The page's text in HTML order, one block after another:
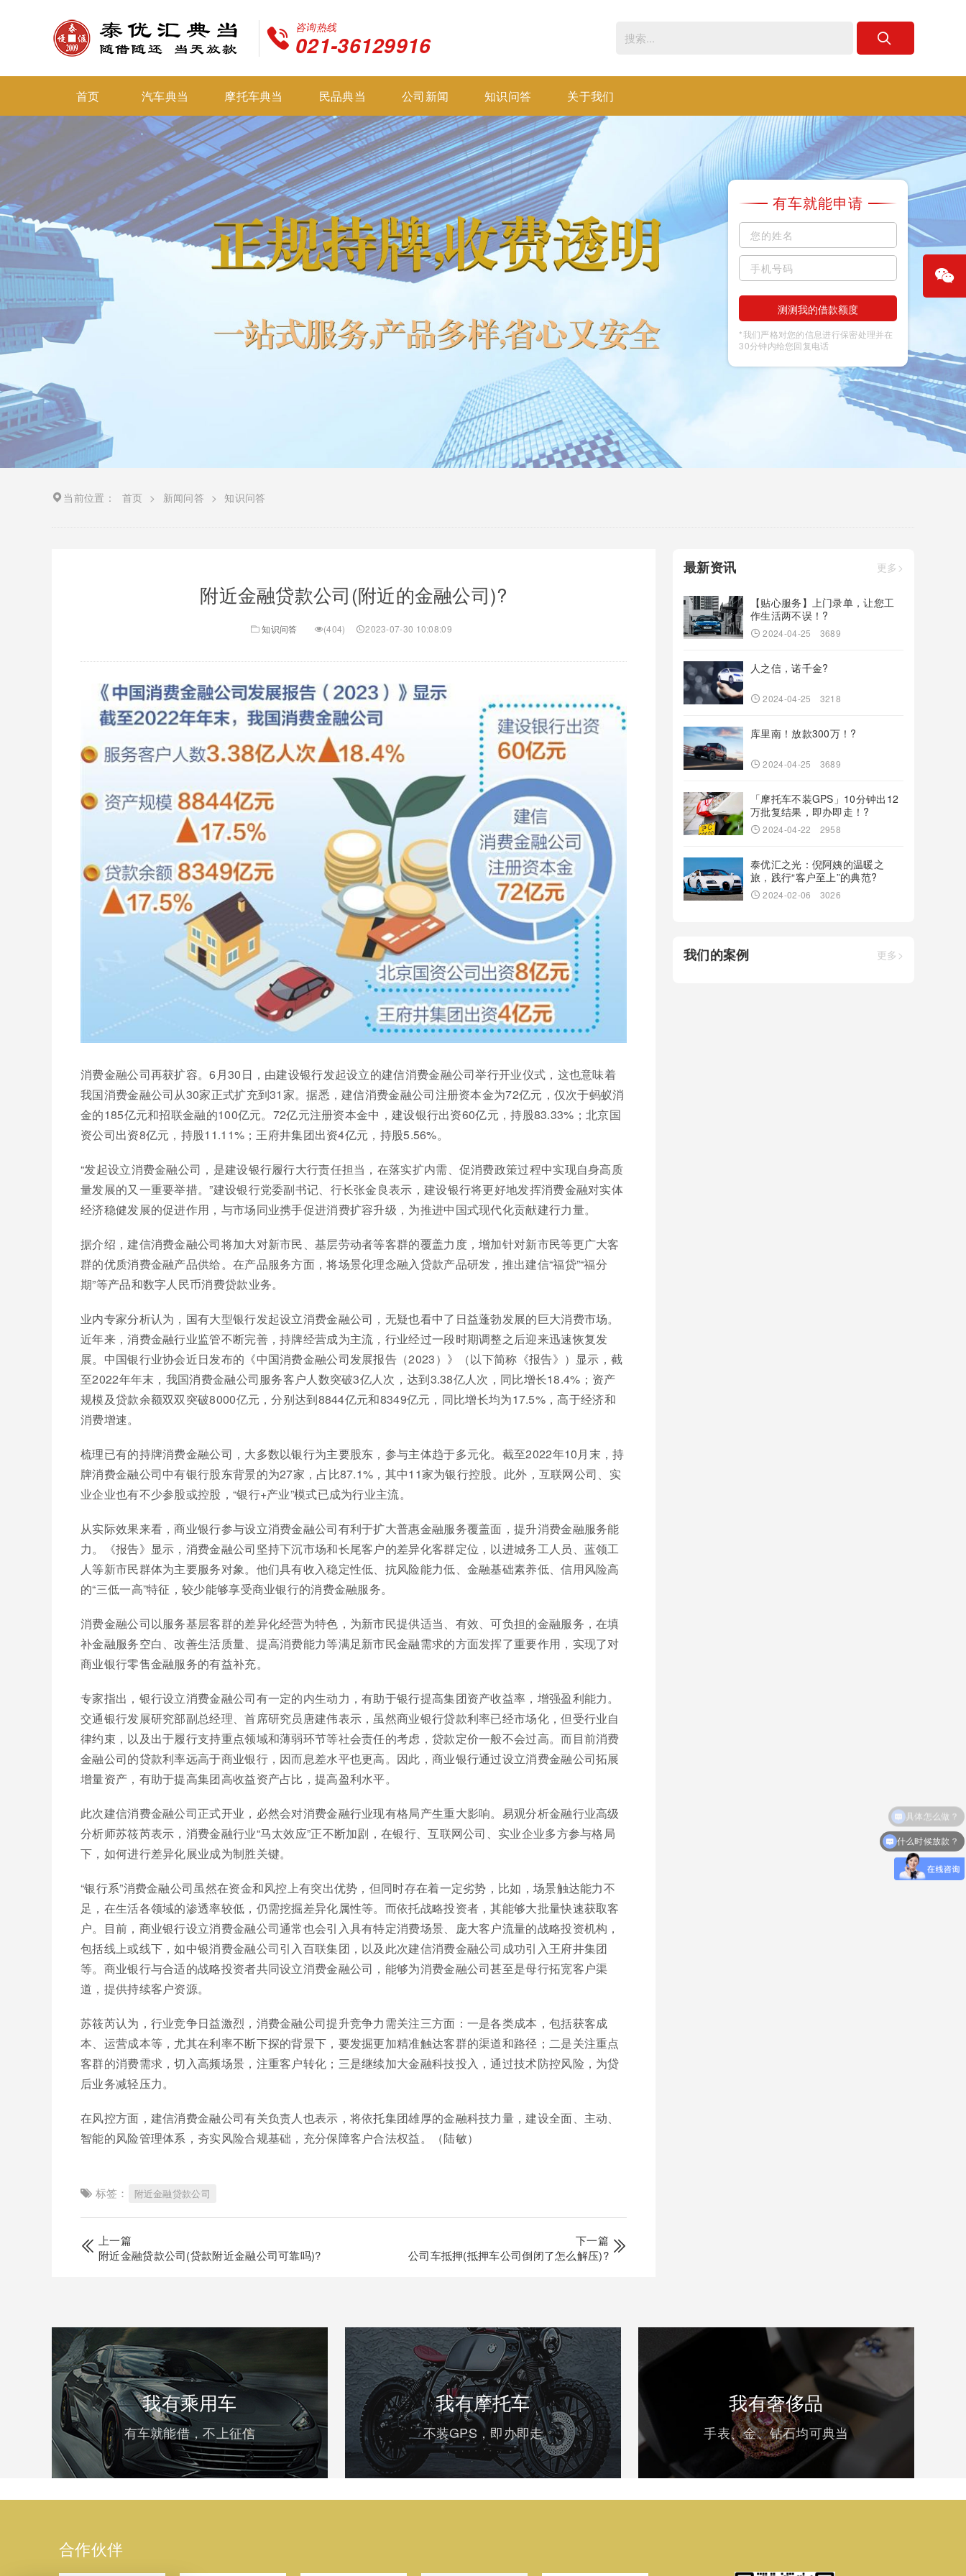
咨询热线
021-36129916
首页 汽车典当 摩托车典当 民品典当 公司新闻 知识问答 关于我们
有车就能申请
测测我的借款额度
*我们严格对您的信息进行保密处理并在
30分钟内给您回复电话
当前位置： 首页 > 新闻问答 > 知识问答
附近金融贷款公司(附近的金融公司)?
知识问答 (404) 2023-07-30 10:08:09
消费金融公司再获扩容。6月30日，由建设银行发起设立的建信消费金融公司举行开业仪式，这也意味着
我国消费金融公司从30家正式扩充到31家。据悉，建信消费金融公司注册资本金为72亿元，仅次于蚂蚁消
金的185亿元和招联金融的100亿元。72亿元注册资本金中，建设银行出资60亿元，持股83.33%；北京国
资公司出资8亿元，持股11.11%；王府井集团出资4亿元，持股5.56%。
“发起设立消费金融公司，是建设银行履行大行责任担当，在落实扩内需、促消费政策过程中实现自身高质
量发展的又一重要举措。”建设银行党委副书记、行长张金良表示，建设银行将更好地发挥消费金融对实体
经济稳健发展的促进作用，与市场同业携手促进消费扩容升级，为推进中国式现代化贡献建行力量。
据介绍，建信消费金融公司将加大对新市民、基层劳动者等客群的覆盖力度，增加针对新市民等更广大客
群的优质消费金融产品供给。在产品服务方面，将场景化理念融入贷款产品研发，推出建信“福贷”“福分
期”等产品和数字人民币消费贷款业务。
业内专家分析认为，国有大型银行发起设立消费金融公司，无疑也看中了日益蓬勃发展的巨大消费市场。
近年来，消费金融行业监管不断完善，持牌经营成为主流，行业经过一段时期调整之后迎来迅速恢复发
展。中国银行业协会近日发布的《中国消费金融公司发展报告（2023）》（以下简称《报告》）显示，截
至2022年年末，我国消费金融公司服务客户人数突破3亿人次，达到3.38亿人次，同比增长18.4%；资产
规模及贷款余额双双突破8000亿元，分别达到8844亿元和8349亿元，同比增长均为17.5%，高于经济和
消费增速。
梳理已有的持牌消费金融公司，大多数以银行为主要股东，参与主体趋于多元化。截至2022年10月末，持
牌消费金融公司中有银行股东背景的为27家，占比87.1%，其中11家为银行控股。此外，互联网公司、实
业企业也有不少参股或控股，“银行+产业”模式已成为行业主流。
从实际效果来看，商业银行参与设立消费金融公司有利于扩大普惠金融服务覆盖面，提升消费金融服务能
力。《报告》显示，消费金融公司坚持下沉市场和长尾客户的差异化客群定位，以进城务工人员、蓝领工
人等新市民群体为主要服务对象。他们具有收入稳定性低、抗风险能力低、金融基础素养低、信用风险高
的“三低一高”特征，较少能够享受商业银行的消费金融服务。
消费金融公司以服务基层客群的差异化经营为特色，为新市民提供适当、有效、可负担的金融服务，在填
补金融服务空白、改善生活质量、提高消费能力等满足新市民金融需求的方面发挥了重要作用，实现了对
商业银行零售金融服务的有益补充。
专家指出，银行设立消费金融公司有一定的内生动力，有助于银行提高集团资产收益率，增强盈利能力。
交通银行发展研究部副总经理、首席研究员唐建伟表示，虽然商业银行贷款利率已经市场化，但受行业自
律约束，以及出于履行支持重点领域和薄弱环节等社会责任的考虑，贷款定价一般不会过高。而目前消费
金融公司的贷款利率远高于商业银行，因而息差水平也更高。因此，商业银行通过设立消费金融公司拓展
增量资产，有助于提高集团高收益资产占比，提高盈利水平。
此次建信消费金融公司正式开业，必然会对消费金融行业现有格局产生重大影响。易观分析金融行业高级
分析师苏筱芮表示，消费金融行业“马太效应”正不断加剧，在银行、互联网公司、实业企业多方参与格局
下，如何进行差异化展业成为制胜关键。
“银行系”消费金融公司虽然在资金和风控上有突出优势，但同时存在着一定劣势，比如，场景触达能力不
足，在生活各领域的渗透率较低，仍需挖掘差异化属性等。而依托战略投资者，其能够大批量快速获取客
户。目前，商业银行设立消费金融公司通常也会引入具有特定消费场景、庞大客户流量的战略投资机构，
包括线上或线下，如中银消费金融公司引入百联集团，以及此次建信消费金融公司成功引入王府井集团
等。商业银行与合适的战略投资者共同设立消费金融公司，能够为消费金融公司甚至是母行拓宽客户渠
道，提供持续客户资源。
苏筱芮认为，行业竞争日益激烈，消费金融公司提升竞争力需关注三方面：一是各类成本，包括获客成
本、运营成本等，尤其在利率不断下探的背景下，要发掘更加精准触达客群的渠道和路径；二是关注重点
客群的消费需求，切入高频场景，注重客户转化；三是继续加大金融科技投入，通过技术防控风险，为贷
后业务减轻压力。
在风控方面，建信消费金融公司有关负责人也表示，将依托集团雄厚的金融科技力量，建设全面、主动、
智能的风险管理体系，夯实风险合规基础，充分保障客户合法权益。（陆敏）
标签： 附近金融贷款公司
上一篇
附近金融贷款公司(贷款附近金融公司可靠吗)?
下一篇
公司车抵押(抵押车公司倒闭了怎么解压)?
最新资讯 更多>
【贴心服务】上门录单，让您工
作生活两不误！?
2024-04-25 3689
人之信，诺千金?
2024-04-25 3218
库里南！放款300万！?
2024-04-25 3689
「摩托车不装GPS」10分钟出12
万批复结果，即办即走！?
2024-04-22 2958
泰优汇之光：倪阿姨的温暖之
旅，践行“客户至上”的典范?
2024-02-06 3026
我们的案例 更多>
我有乘用车
有车就能借，不上征信
我有摩托车
不装GPS，即办即走
我有奢侈品
手表、金、钻石均可典当
合作伙伴
什么时候放款？